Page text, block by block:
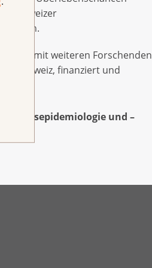
Schweizer
mit weiteren Forschenden
Schweiz, finanziert und
Krebsepidemiologie und –